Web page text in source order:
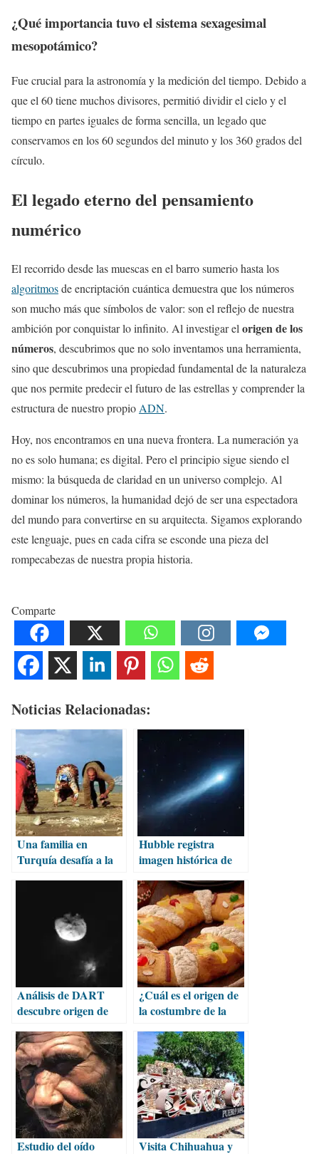
¿Qué importancia tuvo el sistema sexagesimal
mesopotámico?
Fue crucial para la astronomía y la medición del tiempo. Debido a
que el 60 tiene muchos divisores, permitió dividir el cielo y el
tiempo en partes iguales de forma sencilla, un legado que
conservamos en los 60 segundos del minuto y los 360 grados del
círculo.
El legado eterno del pensamiento
numérico
El recorrido desde las muescas en el barro sumerio hasta los
algoritmosde encriptación cuántica demuestra que los números
son mucho más que símbolos de valor: son el reflejo de nuestra
ambición por conquistar lo infinito. Al investigar el origen de los
números, descubrimos que no solo inventamos una herramienta,
sino que descubrimos una propiedad fundamental de la naturaleza
que nos permite predecir el futuro de las estrellas y comprender la
estructura de nuestro propio ADN.
Hoy, nos encontramos en una nueva frontera. La numeración ya
no es solo humana; es digital. Pero el principio sigue siendo el
mismo: la búsqueda de claridad en un universo complejo. Al
dominar los números, la humanidad dejó de ser una espectadora
del mundo para convertirse en su arquitecta. Sigamos explorando
este lenguaje, pues en cada cifra se esconde una pieza del
rompecabezas de nuestra propia historia.
Comparte
Noticias Relacionadas:
Una familia en
Turquía desafía a la
Hubble registra
imagen histórica de
Análisis de DART
descubre origen de
Dimorphos
¿Cuál es el origen de
la costumbre de la
Estudio del oído
Visita Chihuahua y